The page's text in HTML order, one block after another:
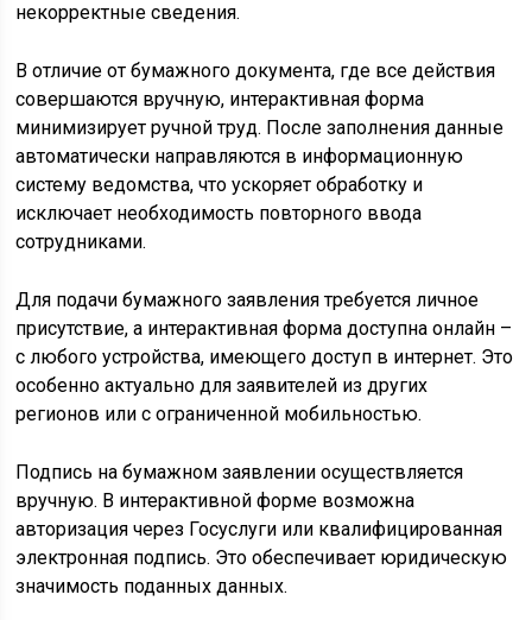
некорректные сведения.
В отличие от бумажного документа, где все действия
совершаются вручную, интерактивная форма
минимизирует ручной труд. После заполнения данные
автоматически направляются в информационную
систему ведомства, что ускоряет обработку и
исключает необходимость повторного ввода
сотрудниками.
Для подачи бумажного заявления требуется личное
присутствие, а интерактивная форма доступна онлайн –
с любого устройства, имеющего доступ в интернет. Это
особенно актуально для заявителей из других
регионов или с ограниченной мобильностью.
Подпись на бумажном заявлении осуществляется
вручную. В интерактивной форме возможна
авторизация через Госуслуги или квалифицированная
электронная подпись. Это обеспечивает юридическую
значимость поданных данных.